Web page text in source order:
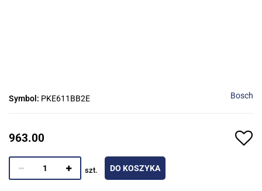
Symbol: PKE611BB2E Bosch
963.00
szt. DO KOSZYKA